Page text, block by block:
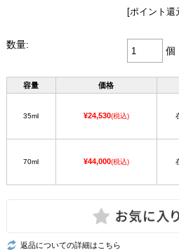
[ポイント還
数量:
個
容量 価格
35ml ¥24,530(税込)
70ml ¥44,000(税込)
返品についての詳細はこちら